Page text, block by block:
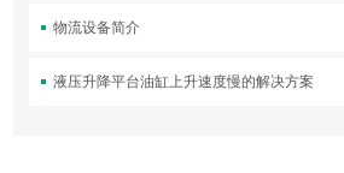
物流设备简介
液压升降平台油缸上升速度慢的解决方案